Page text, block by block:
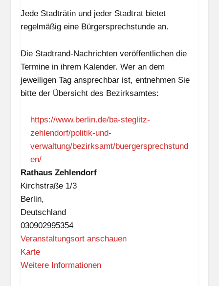
Jede Stadträtin und jeder Stadtrat bietet
regelmäßig eine Bürgersprechstunde an.
Die Stadtrand-Nachrichten veröffentlichen die
Termine in ihrem Kalender. Wer an dem
jeweiligen Tag ansprechbar ist, entnehmen Sie
bitte der Übersicht des Bezirksamtes:
https://www.berlin.de/ba-steglitz-
zehlendorf/politik-und-
verwaltung/bezirksamt/buergersprechstund
en/
Rathaus Zehlendorf
Kirchstraße 1/3
Berlin,
Deutschland
030902995354
Veranstaltungsort anschauen
KarteR
a
Weitere Informationen